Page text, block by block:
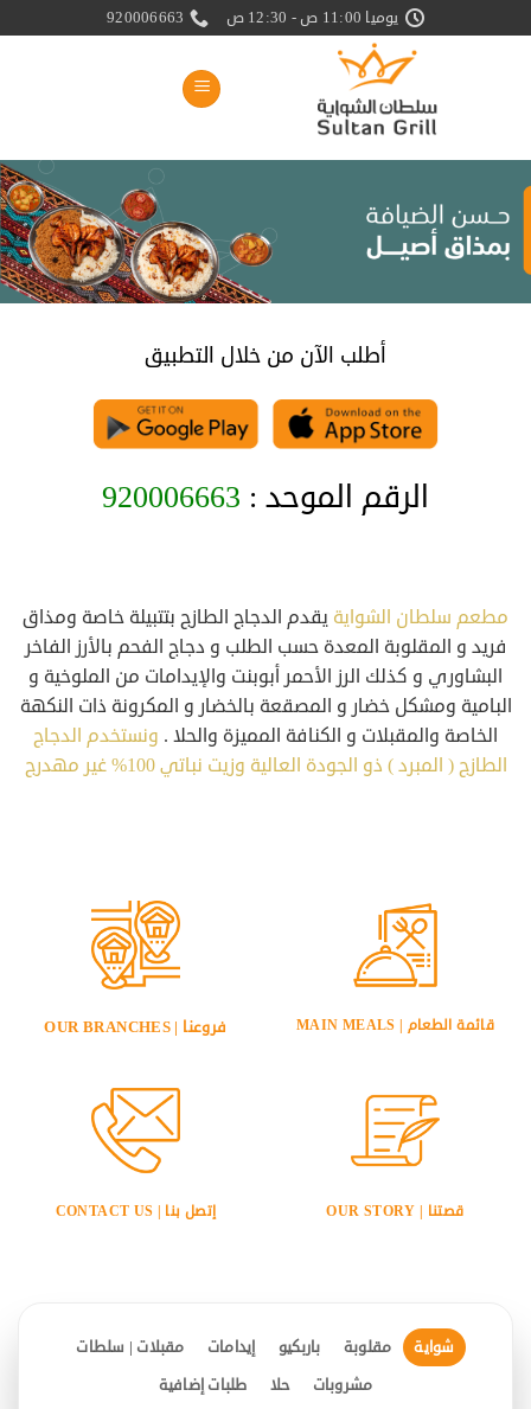
للمحتوى
يوميا 11:00 ص - 12:30 ص 920006663
أطلب الآن من خلال التطبيق
الرقم الموحد : 920006663
مطعم سلطان الشواية يقدم الدجاج الطازج بتتبيلة خاصة ومذاق
فريد و المقلوبة المعدة حسب الطلب و دجاج الفحم بالأرز الفاخر
البشاوري و كذلك الرز الأحمر أبوبنت والإيدامات من الملوخية و
البامية ومشكل خضار و المصقعة بالخضار و المكرونة ذات النكهة
الخاصة والمقبلات و الكنافة المميزة والحلا . ونستخدم الدجاج
الطازج ( المبرد ) ذو الجودة العالية وزيت نباتي 100% غير مهدرج
قائمة الطعام | MAIN MEALS فروعنا | OUR BRANCHES
قصتنا | OUR STORY إتصل بنا | CONTACT US
شواية مقلوبة باربكيو إيدامات
مقبلات | سلطات
مشروبات
حلا طلبات إضافية